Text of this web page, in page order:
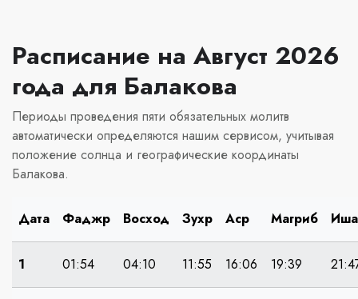
Расписание на Август 2026
года для Балакова
Периоды проведения пяти обязательных молитв
автоматически определяются нашим сервисом, учитывая
положение солнца и географические координаты
Балакова.
Дата Фаджр Восход Зухр Аср Магриб Иша
1 01:54 04:10 11:55 16:06 19:39